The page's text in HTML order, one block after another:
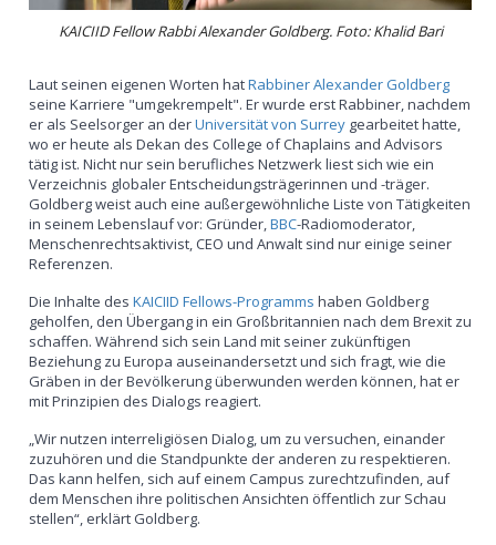
KAICIID Fellow Rabbi Alexander Goldberg. Foto: Khalid Bari
Laut seinen eigenen Worten hatRabbiner Alexander Goldberg
seine Karriere "umgekrempelt". Er wurde erst Rabbiner, nachdem
er als Seelsorger an derUniversität von Surrey gearbeitet hatte,
wo er heute als Dekan des College of Chaplains and Advisors
tätig ist. Nicht nur sein berufliches Netzwerk liest sich wie ein
Verzeichnis globaler Entscheidungsträgerinnen und -träger.
Goldberg weist auch eine außergewöhnliche Liste von Tätigkeiten
in seinem Lebenslauf vor: Gründer,BBC-Radiomoderator,
Menschenrechtsaktivist, CEO und Anwalt sind nur einige seiner
Referenzen.
Die Inhalte desKAICIID Fellows-Programms haben Goldberg
geholfen, den Übergang in ein Großbritannien nach dem Brexit zu
schaffen. Während sich sein Land mit seiner zukünftigen
Beziehung zu Europa auseinandersetzt und sich fragt, wie die
Gräben in der Bevölkerung überwunden werden können, hat er
mit Prinzipien des Dialogs reagiert.
„Wir nutzen interreligiösen Dialog, um zu versuchen, einander
zuzuhören und die Standpunkte der anderen zu respektieren.
Das kann helfen, sich auf einem Campus zurechtzufinden, auf
dem Menschen ihre politischen Ansichten öffentlich zur Schau
stellen“, erklärt Goldberg.